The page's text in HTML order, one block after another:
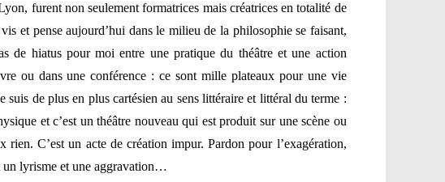
furent non seulement formatrices mais créatrices en totalité de
et pense aujourd’hui dans le milieu de la philosophie se faisant,
de hiatus pour moi entre une pratique du théâtre et une action
ou dans une conférence : ce sont mille plateaux pour une vie
suis de plus en plus cartésien au sens littéraire et littéral du terme :
et c’est un théâtre nouveau qui est produit sur une scène ou
rien. C’est un acte de création impur. Pardon pour l’exagération,
un lyrisme et une aggravation…